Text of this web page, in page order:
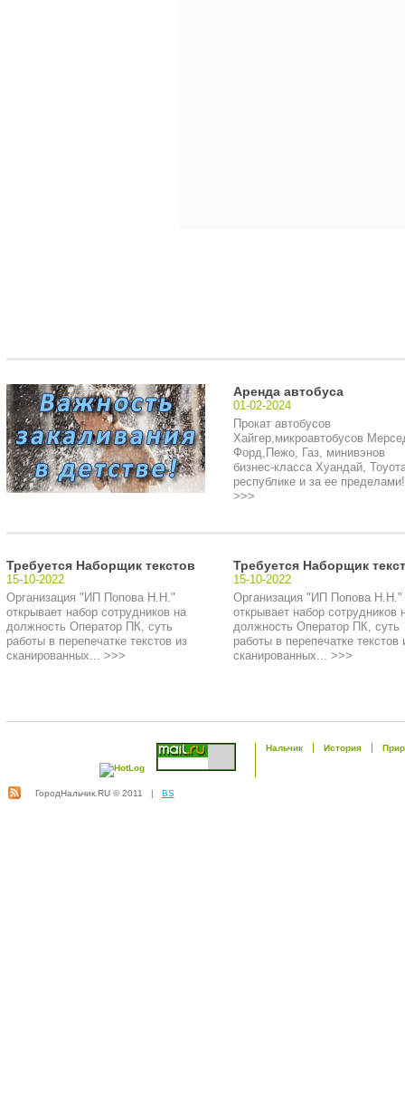
Аренда автобуса
01-02-2024
Прокат автобусов
Хайгер,микроавтобусов
Форд,Пежо, Газ, минивэнов
бизнес-класса Хуандай,
республике и за ее
>>>
Требуется Наборщик текстов
15-10-2022
Организация "ИП Попова Н.Н."
открывает набор сотрудников на
должность Оператор ПК, суть
работы в перепечатке текстов из
сканированных... >>>
Требуется Наборщик
15-10-2022
Организация "ИП Попова Н.Н."
открывает набор сотрудников
должность Оператор ПК, суть
работы в перепечатке текстов
сканированных... >>>
Нальчик История
ГородНальчик.RU © 2011 | BS